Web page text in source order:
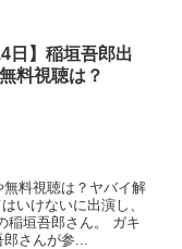
日】稲垣吾郎出
料視聴は？
料視聴は？ヤバイ解
いけないに出演し、
稲垣吾郎さん。 ガキ
さんが参...